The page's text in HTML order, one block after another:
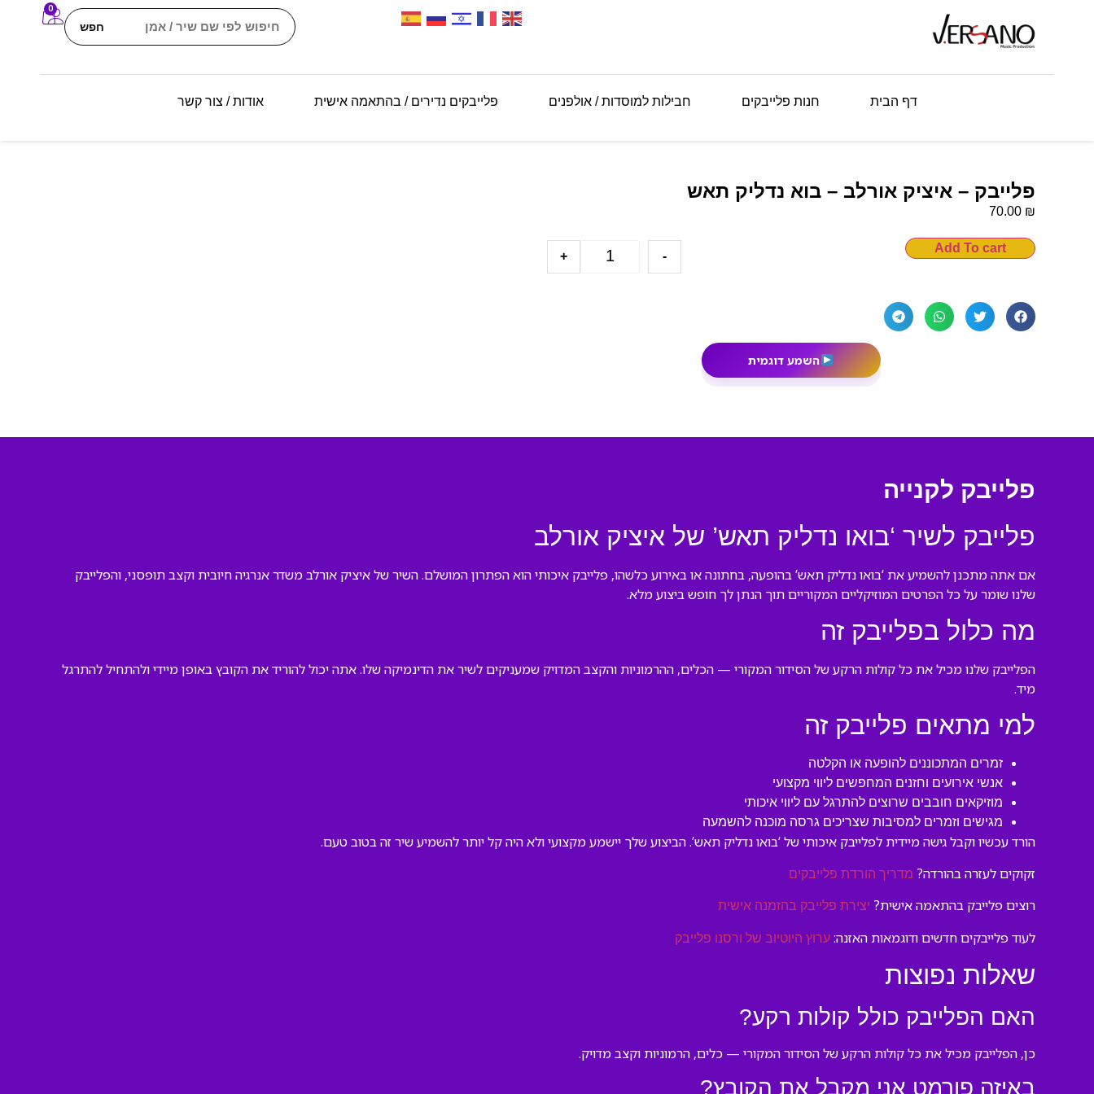
חפש
0
דף הבית חנות פלייבקים חבילות למוסדות / אולפנים פלייבקים נדירים / בהתאמה אישית אודות / צור קשר
פלייבק – איציק אורלב – בוא נדליק תאש
70.00 ₪
-
+
Add To cart
השמע דוגמית
פלייבק לקנייה
פלייבק לשיר ‘בואו נדליק תאש’ של איציק אורלב
אם אתה מתכנן להשמיע את ‘בואו נדליק תאש’ בהופעה, בחתונה או באירוע כלשהו, פלייבק איכותי הוא הפתרון המושלם. השיר של איציק אורלב משדר אנרגיה חיובית וקצב תופסני, והפלייבק
שלנו שומר על כל הפרטים המוזיקליים המקוריים תוך הנתן לך חופש ביצוע מלא.
מה כלול בפלייבק זה
הפלייבק שלנו מכיל את כל קולות הרקע של הסידור המקורי — הכלים, ההרמוניות והקצב המדויק שמעניקים לשיר את הדינמיקה שלו. אתה יכול להוריד את הקובץ באופן מיידי ולהתחיל להתרגל
מיד.
למי מתאים פלייבק זה
זמרים המתכוננים להופעה או הקלטה
אנשי אירועים וחזנים המחפשים ליווי מקצועי
מוזיקאים חובבים שרוצים להתרגל עם ליווי איכותי
מגישים וזמרים למסיבות שצריכים גרסה מוכנה להשמעה
הורד עכשיו וקבל גישה מיידית לפלייבק איכותי של ‘בואו נדליק תאש’. הביצוע שלך יישמע מקצועי ולא היה קל יותר להשמיע שיר זה בטוב טעם.
זקוקים לעזרה בהורדה? מדריך הורדת פלייבקים
רוצים פלייבק בהתאמה אישית? יצירת פלייבק בהזמנה אישית
לעוד פלייבקים חדשים ודוגמאות האזנה: ערוץ היוטיוב של ורסנו פלייבק
שאלות נפוצות
האם הפלייבק כולל קולות רקע?
כן, הפלייבק מכיל את כל קולות הרקע של הסידור המקורי — כלים, הרמוניות וקצב מדויק.
באיזה פורמט אני מקבל את הקובץ?